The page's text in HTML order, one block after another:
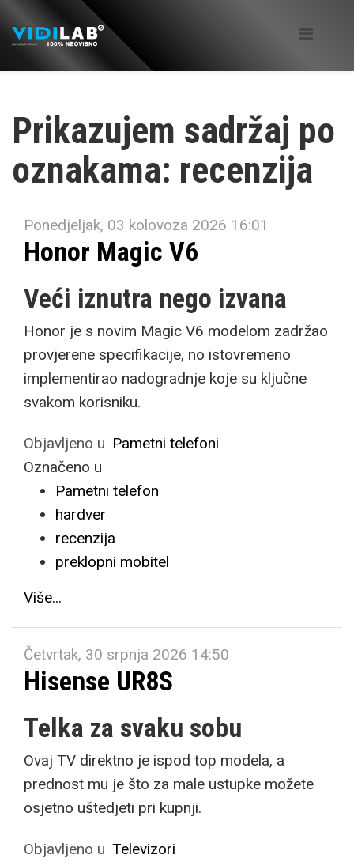
Prikazujem sadržaj po
oznakama: recenzija
Ponedjeljak, 03 kolovoza 2026 16:01
Honor Magic V6
Veći iznutra nego izvana
Honor je s novim Magic V6 modelom zadržao
provjerene specifikacije, no istovremeno
implementirao nadogradnje koje su ključne
svakom korisniku.
Objavljeno u Pametni telefoni
Označeno u
Pametni telefon
hardver
recenzija
preklopni mobitel
Više...
Četvrtak, 30 srpnja 2026 14:50
Hisense UR8S
Telka za svaku sobu
Ovaj TV direktno je ispod top modela, a
prednost mu je što za male ustupke možete
osjetno uštedjeti pri kupnji.
Objavljeno u Televizori